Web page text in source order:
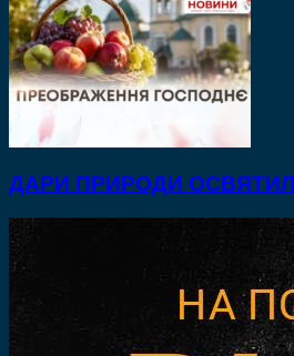
ДАРИ ПРИРОДИ